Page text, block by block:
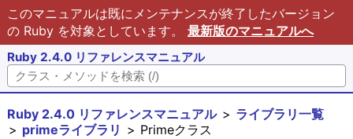
このマニュアルは既にメンテナンスが終了したバージョン
の Ruby を対象としています。 最新版のマニュアルへ
Ruby 2.4.0 リファレンスマニュアル
Ruby 2.4.0 リファレンスマニュアル
ライブラリ一覧
primeライブラリ
Primeクラス